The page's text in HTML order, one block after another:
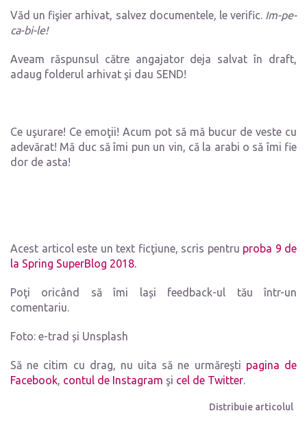
Văd un fişier arhivat, salvez documentele, le verific. Im-pe-
ca-bi-le!
Aveam răspunsul către angajator deja salvat în draft,
adaug folderul arhivat şi dau SEND!
Ce uşurare! Ce emoţii! Acum pot să mă bucur de veste cu
adevărat! Mă duc să îmi pun un vin, că la arabi o să îmi fie
dor de asta!
Acest articol este un text ficţiune, scris pentru proba 9 de
la Spring SuperBlog 2018.
Poţi oricând să îmi lași feedback-ul tău într-un
comentariu.
Foto: e-trad și Unsplash
Să ne citim cu drag, nu uita să ne urmăreşti pagina de
Facebook, contul de Instagram şi cel de Twitter.
Distribuie articolul